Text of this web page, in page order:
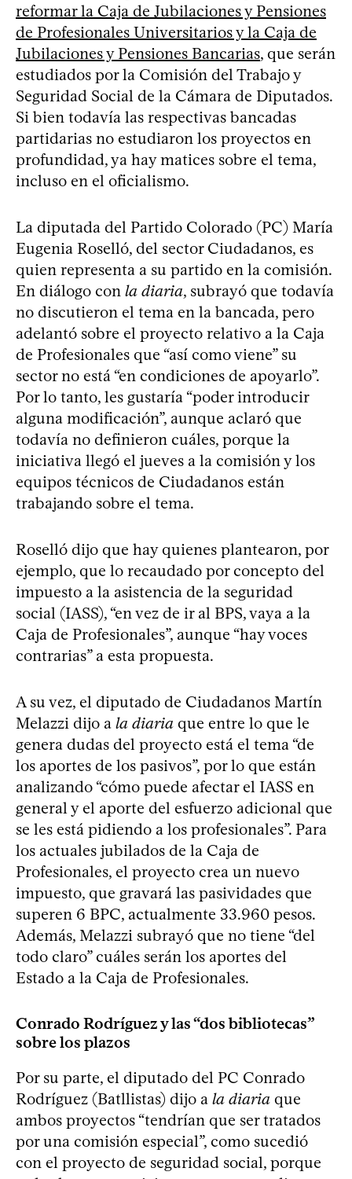
reformar la Caja de Jubilaciones y Pensiones
de Profesionales Universitarios y la Caja de
Jubilaciones y Pensiones Bancarias, que serán
estudiados por la Comisión del Trabajo y
Seguridad Social de la Cámara de Diputados.
Si bien todavía las respectivas bancadas
partidarias no estudiaron los proyectos en
profundidad, ya hay matices sobre el tema,
incluso en el oficialismo.
La diputada del Partido Colorado (PC) María
Eugenia Roselló, del sector Ciudadanos, es
quien representa a su partido en la comisión.
En diálogo con la diaria, subrayó que todavía
no discutieron el tema en la bancada, pero
adelantó sobre el proyecto relativo a la Caja
de Profesionales que “así como viene” su
sector no está “en condiciones de apoyarlo”.
Por lo tanto, les gustaría “poder introducir
alguna modificación”, aunque aclaró que
todavía no definieron cuáles, porque la
iniciativa llegó el jueves a la comisión y los
equipos técnicos de Ciudadanos están
trabajando sobre el tema.
Roselló dijo que hay quienes plantearon, por
ejemplo, que lo recaudado por concepto del
impuesto a la asistencia de la seguridad
social (IASS), “en vez de ir al BPS, vaya a la
Caja de Profesionales”, aunque “hay voces
contrarias” a esta propuesta.
A su vez, el diputado de Ciudadanos Martín
Melazzi dijo a la diaria que entre lo que le
genera dudas del proyecto está el tema “de
los aportes de los pasivos”, por lo que están
analizando “cómo puede afectar el IASS en
general y el aporte del esfuerzo adicional que
se les está pidiendo a los profesionales”. Para
los actuales jubilados de la Caja de
Profesionales, el proyecto crea un nuevo
impuesto, que gravará las pasividades que
superen 6 BPC, actualmente 33.960 pesos.
Además, Melazzi subrayó que no tiene “del
todo claro” cuáles serán los aportes del
Estado a la Caja de Profesionales.
Conrado Rodríguez y las “dos bibliotecas”
sobre los plazos
Por su parte, el diputado del PC Conrado
Rodríguez (Batllistas) dijo a la diaria que
ambos proyectos “tendrían que ser tratados
por una comisión especial”, como sucedió
con el proyecto de seguridad social, porque